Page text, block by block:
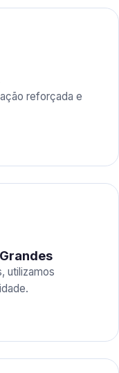
reforçada e
utilizamos